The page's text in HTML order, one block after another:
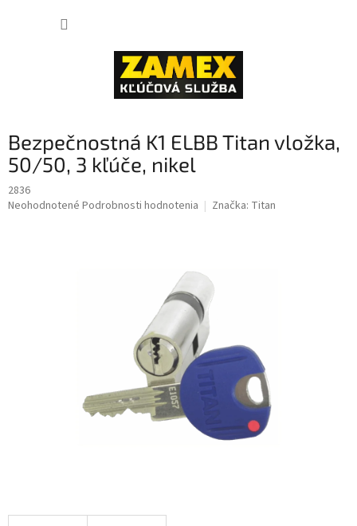
Bezpečnostná K1 ELBB Titan vložka,
50/50, 3 kľúče, nikel
2836
Priemerné
Neohodnotené Podrobnosti hodnotenia Značka: Titan